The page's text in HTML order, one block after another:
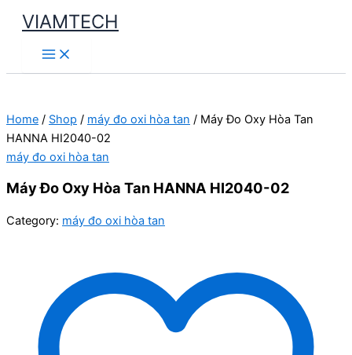
Skip
content
VIAMTECH
Main
Menu
Home / Shop / máy đo oxi hòa tan / Máy Đo Oxy Hòa Tan
HANNA HI2040-02
máy đo oxi hòa tan
Máy Đo Oxy Hòa Tan HANNA HI2040-02
Category: máy đo oxi hòa tan